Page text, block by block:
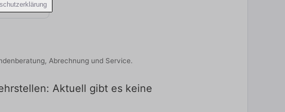
Abrechnung und Service.
Aktuell gibt es keine